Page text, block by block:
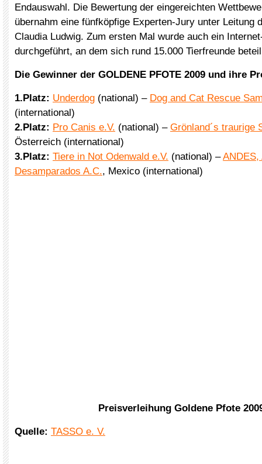
Endauswahl. Die Bewertung der eingereichten
übernahm eine fünfköpfige Experten-Jury unter Leitung
Claudia Ludwig. Zum ersten Mal wurde auch ein
durchgeführt, an dem sich rund 15.000 Tierfreunde
Die Gewinner der GOLDENE PFOTE 2009 und ihre
1.Platz: Underdog (national) – Dog and Cat Rescue
(international)
2.Platz: Pro Canis e.V. (national) – Grönland´s traurige
Österreich (international)
3.Platz: Tiere in Not Odenwald e.V. (national) –ANDES,
Desamparados A.C., Mexico (international)
Preisverleihung Goldene Pfote
Quelle: TASSO e. V.